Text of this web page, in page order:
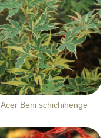
Acer Beni schichihenge